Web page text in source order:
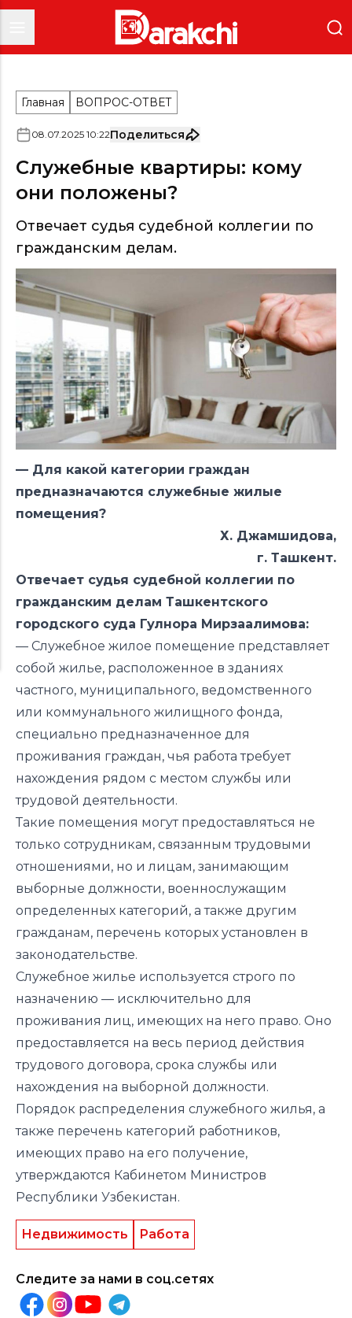
Главная ВОПРОС-ОТВЕТ
08.07.2025 10:22Поделиться
Служебные квартиры: кому
они положены?
Отвечает судья судебной коллегии по
гражданским делам.
— Для какой категории граждан
предназначаются служебные жилые
помещения?
Х. Джамшидова,
г. Ташкент.
Отвечает судья судебной коллегии по
гражданским делам Ташкентского
городского суда Гулнора Мирзаалимова:
— Служебное жилое помещение представляет
собой жилье, расположенное в зданиях
частного, муниципального, ведомственного
или коммунального жилищного фонда,
специально предназначенное для
проживания граждан, чья работа требует
нахождения рядом с местом службы или
трудовой деятельности.
Такие помещения могут предоставляться не
только сотрудникам, связанным трудовыми
отношениями, но и лицам, занимающим
выборные должности, военнослужащим
определенных категорий, а также другим
гражданам, перечень которых установлен в
законодательстве.
Служебное жилье используется строго по
назначению — исключительно для
проживания лиц, имеющих на него право. Оно
предоставляется на весь период действия
трудового договора, срока службы или
нахождения на выборной должности.
Порядок распределения служебного жилья, а
также перечень категорий работников,
имеющих право на его получение,
утверждаются Кабинетом Министров
Республики Узбекистан.
Недвижимость Работа
Следите за нами в соц.сетях